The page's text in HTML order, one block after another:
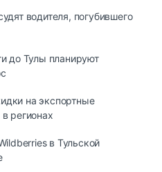
водителя, погубившего
до Тулы планируют
на экспортные
регионах
в Тульской